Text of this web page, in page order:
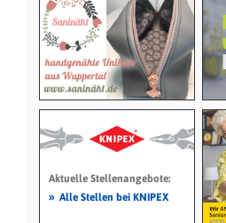
Aktuelle Stellenangebote:
» Alle Stellen bei KNIPEX